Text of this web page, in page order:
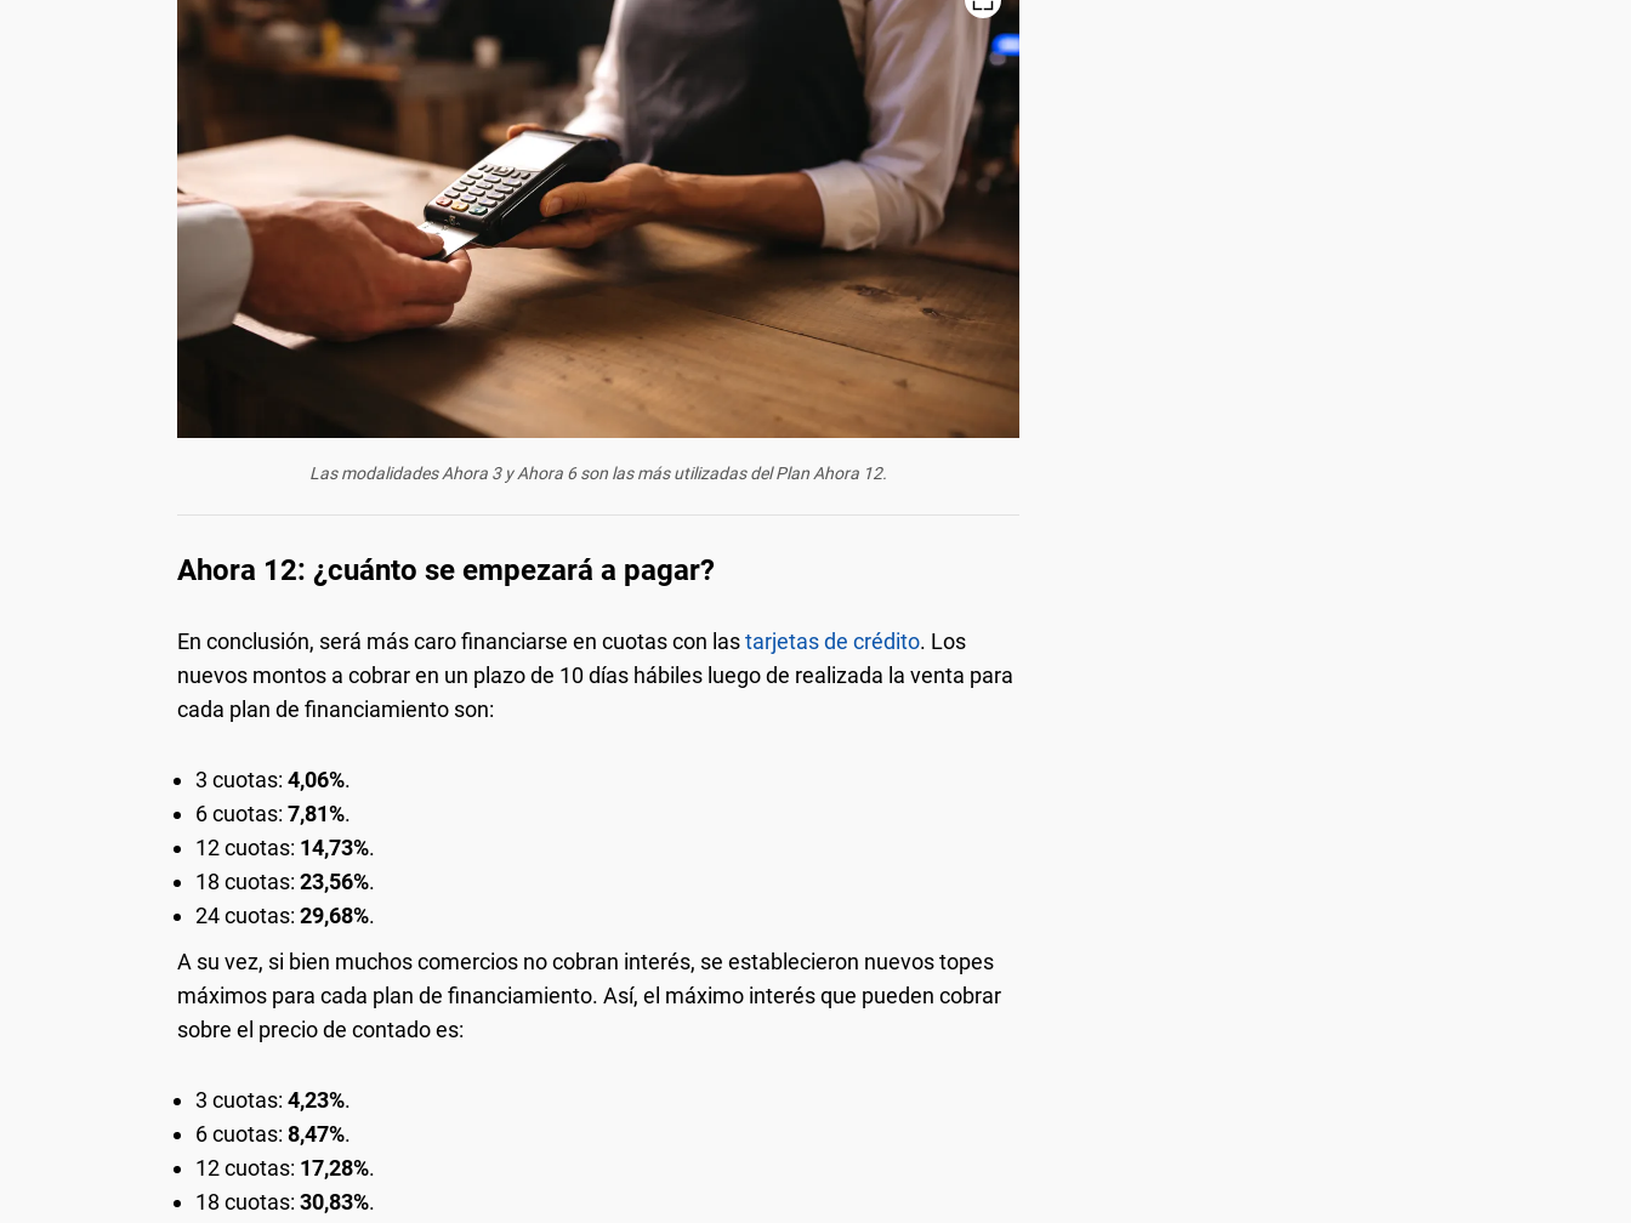
Las modalidades Ahora 3 y Ahora 6 son las más utilizadas del Plan Ahora 12.
Ahora 12: ¿cuánto se empezará a pagar?
En conclusión, será más caro financiarse en cuotas con lastarjetas de crédito. Los
nuevos montos a cobrar en un plazo de 10 días hábiles luego de realizada la venta para
cada plan de financiamiento son:
3 cuotas: 4,06%.
6 cuotas: 7,81%.
12 cuotas: 14,73%.
18 cuotas: 23,56%.
24 cuotas: 29,68%.
A su vez, si bien muchos comercios no cobran interés, se establecieron nuevos topes
máximos para cada plan de financiamiento. Así, el máximo interés que pueden cobrar
sobre el precio de contado es:
3 cuotas: 4,23%.
6 cuotas: 8,47%.
12 cuotas: 17,28%.
18 cuotas: 30,83%.